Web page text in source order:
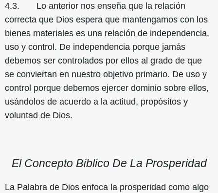
4.3. Lo anterior nos enseña que la relación
correcta que Dios espera que mantengamos con los
bienes materiales es una relación de independencia,
uso y control. De independencia porque jamás
debemos ser controlados por ellos al grado de que
se conviertan en nuestro objetivo primario. De uso y
control porque debemos ejercer dominio sobre ellos,
usándolos de acuerdo a la actitud, propósitos y
voluntad de Dios.
El Concepto Bíblico De La Prosperidad
La Palabra de Dios enfoca la prosperidad como algo